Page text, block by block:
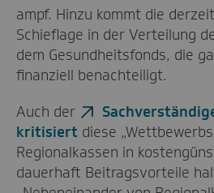
ampf. Hinzu kommt die
Schieflage in der Verteilung
dem Gesundheitsfonds, die
finanziell benachteiligt.
Auch der
kritisiert diese
Regionalkassen in
dauerhaft Beitragsvorteile